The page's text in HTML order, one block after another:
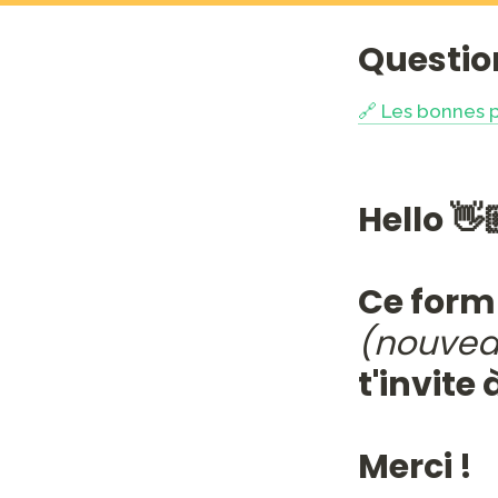
🔗 Les bonnes
Hello
t'invite
Merci !